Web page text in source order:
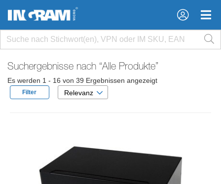
×
×
Suchergebnisse nach “Alle Produkte”
Es werden 1 - 16 von 39 Ergebnissen angezeigt
Filter Relevanz